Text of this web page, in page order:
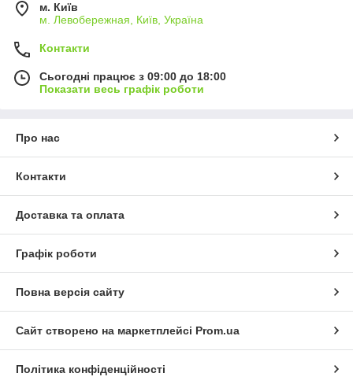
м. Київ
м. Левобережная, Київ, Україна
Контакти
Сьогодні працює з 09:00 до 18:00
Показати весь графік роботи
Про нас
Контакти
Доставка та оплата
Графік роботи
Повна версія сайту
Сайт створено на маркетплейсі Prom.ua
Політика конфіденційності